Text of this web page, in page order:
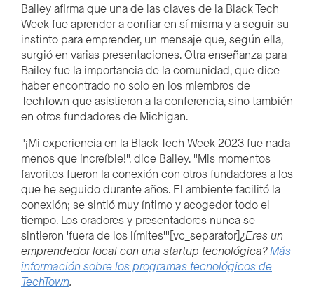
Bailey afirma que una de las claves de la Black Tech
Week fue aprender a confiar en sí misma y a seguir su
instinto para emprender, un mensaje que, según ella,
surgió en varias presentaciones. Otra enseñanza para
Bailey fue la importancia de la comunidad, que dice
haber encontrado no solo en los miembros de
TechTown que asistieron a la conferencia, sino también
en otros fundadores de Michigan.
"¡Mi experiencia en la Black Tech Week 2023 fue nada
menos que increíble!". dice Bailey. "Mis momentos
favoritos fueron la conexión con otros fundadores a los
que he seguido durante años. El ambiente facilitó la
conexión; se sintió muy íntimo y acogedor todo el
tiempo. Los oradores y presentadores nunca se
sintieron 'fuera de los límites'"[vc_separator]¿Eres un
emprendedor local con una startup tecnológica?Más
información sobre los programas tecnológicos de
TechTown.